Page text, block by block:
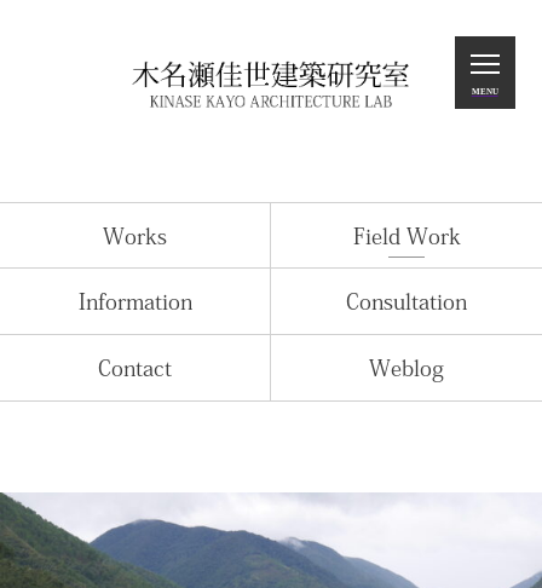
Works Field Work
Information Consultation
Contact Weblog
MENU
Information
Consultation
Contact
Weblog